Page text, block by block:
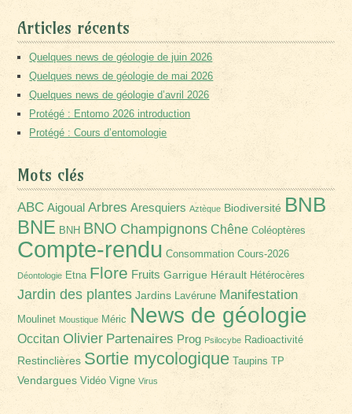
Articles récents
Quelques news de géologie de juin 2026
Quelques news de géologie de mai 2026
Quelques news de géologie d’avril 2026
Protégé : Entomo 2026 introduction
Protégé : Cours d’entomologie
Mots clés
ABC Aigoual Arbres Aresquiers Aztèque Biodiversité BNB
BNE BNH BNO Champignons Chêne Coléoptères
Compte-rendu Consommation Cours-2026
Déontologie Etna Flore Fruits Garrigue Hérault Hétérocères
Jardin des plantes Jardins Lavérune Manifestation
Moulinet Moustique Méric News de géologie
Occitan Olivier Partenaires Prog Psilocybe Radioactivité
Restinclières Sortie mycologique Taupins TP
Vendargues Vidéo Vigne Virus